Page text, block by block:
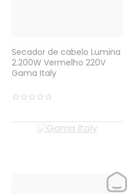
Secador de cabelo Lumina
2.200W Vermelho 220V
Gama Italy
☆☆☆☆☆